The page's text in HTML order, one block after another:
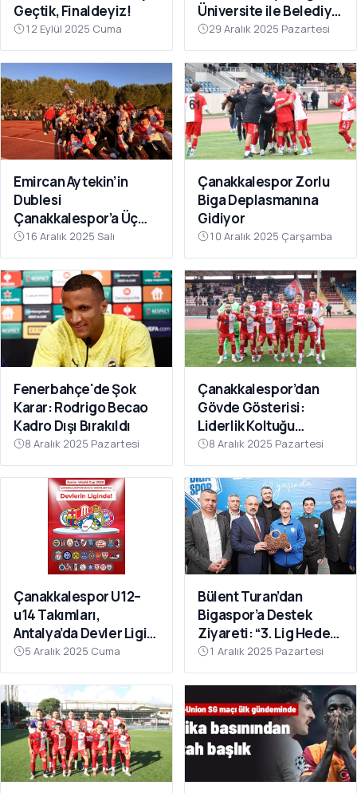
Geçtik, Finaldeyiz!
12 Eylül 2025 Cuma
Üniversite ile Belediye
Kulüpleri İş Birliği Yaptı
29 Aralık 2025 Pazartesi
Emircan Aytekin’in
Dublesi
Çanakkalespor’a Üç
Puanı Getirdi
16 Aralık 2025 Salı
Çanakkalespor Zorlu
Biga Deplasmanına
Gidiyor
10 Aralık 2025 Çarşamba
Fenerbahçe'de Şok
Karar: Rodrigo Becao
Kadro Dışı Bırakıldı
8 Aralık 2025 Pazartesi
Çanakkalespor’dan
Gövde Gösterisi:
Liderlik Koltuğu
Bırakılmıyor!
8 Aralık 2025 Pazartesi
Çanakkalespor U12–
u14 Takımları,
Antalya’da Devler Ligi
Sahnesinde!
5 Aralık 2025 Cuma
Bülent Turan’dan
Bigaspor’a Destek
Ziyareti: “3. Lig Hedefi
Çok Yakın”
1 Aralık 2025 Pazartesi